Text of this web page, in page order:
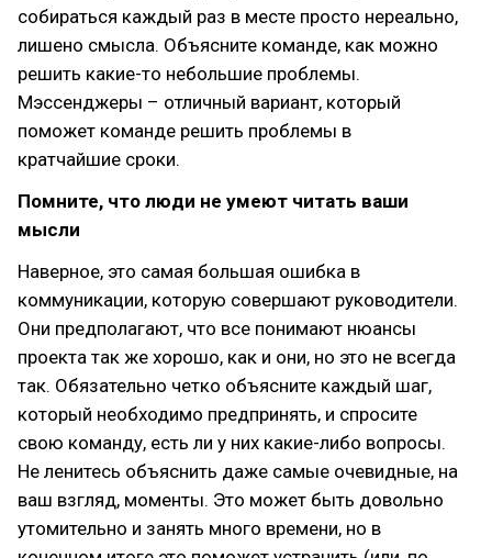
собираться каждый раз в месте просто нереально,
лишено смысла. Объясните команде, как можно
решить какие-то небольшие проблемы.
Мэссенджеры – отличный вариант, который
поможет команде решить проблемы в
кратчайшие сроки.
Помните, что люди не умеют читать ваши
мысли
Наверное, это самая большая ошибка в
коммуникации, которую совершают руководители.
Они предполагают, что все понимают нюансы
проекта так же хорошо, как и они, но это не всегда
так. Обязательно четко объясните каждый шаг,
который необходимо предпринять, и спросите
свою команду, есть ли у них какие-либо вопросы.
Не ленитесь объяснить даже самые очевидные, на
ваш взгляд, моменты. Это может быть довольно
утомительно и занять много времени, но в